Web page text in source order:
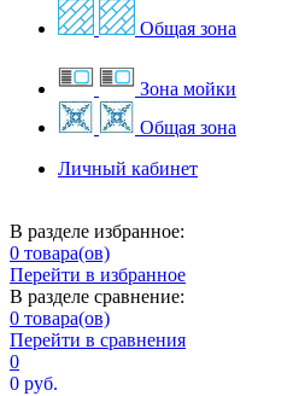
Общая зона
Зона мойки
Общая зона
Личный кабинет
В разделе избранное:
0 товара(ов)
Перейти в избранное
В разделе сравнение:
0 товара(ов)
Перейти в сравнения
0
0 руб.